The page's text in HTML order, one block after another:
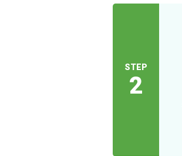
STEP
2